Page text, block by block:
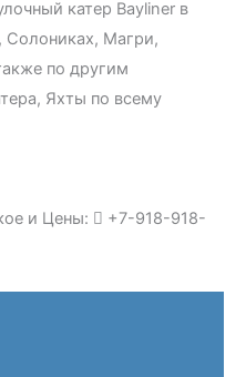
катер Bayliner в
Магри,
по другим
Яхты по всему
и Цены:
+7-918-918-